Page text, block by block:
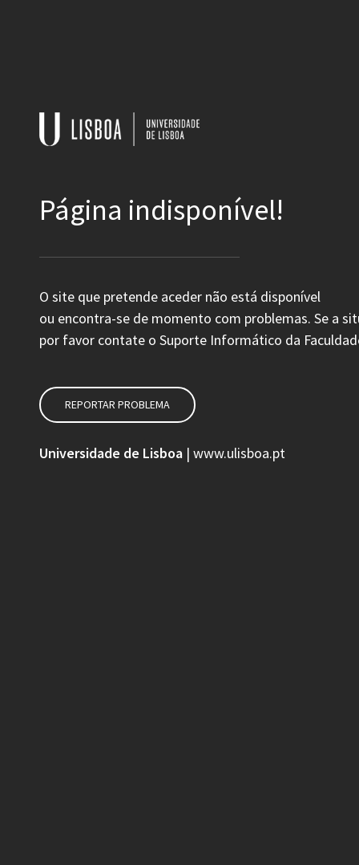
Página indisponível!
O site que pretende aceder não está disponível
ou encontra-se de momento com problemas. Se a
por favor contate o Suporte Informático da
REPORTAR PROBLEMA
Universidade de Lisboa | www.ulisboa.pt